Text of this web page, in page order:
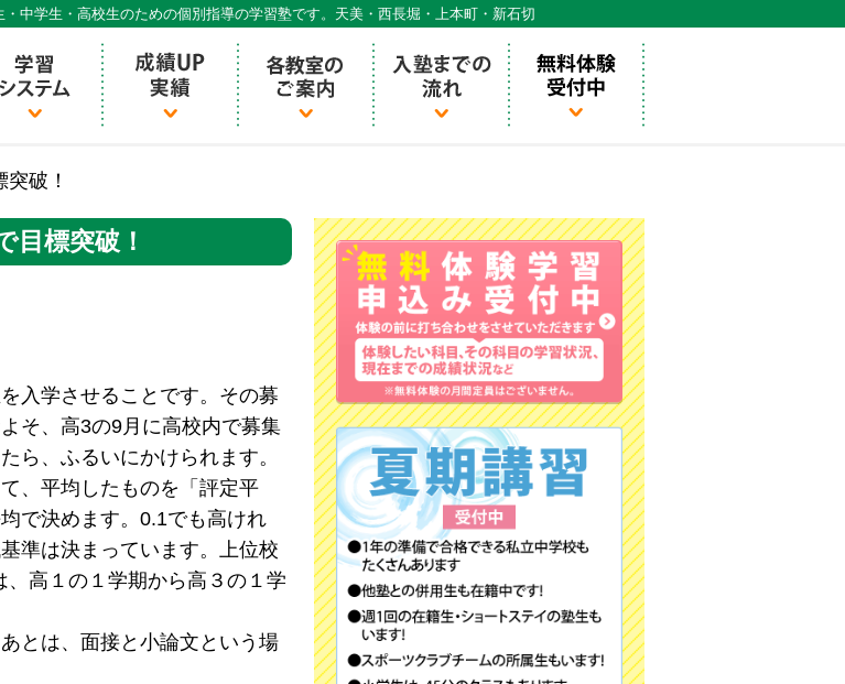
中学生・高校生のための個別指導の学習塾です。天美・西長堀・上本町・新石切
トワン
破！
目標突破！
入学させることです。その募
そ、高3の9月に高校内で募集
ら、ふるいにかけられます。
、平均したものを「評定平
で決めます。0.1でも高けれ
準は決まっています。上位校
高１の１学期から高３の１学
とは、面接と小論文という場